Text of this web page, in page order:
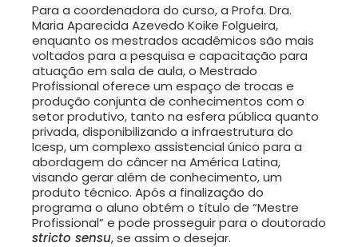
Para a coordenadora do curso, a Profa. Dra.
Maria Aparecida Azevedo Koike Folgueira,
enquanto os mestrados acadêmicos são mais
voltados para a pesquisa e capacitação para
atuação em sala de aula, o Mestrado
Profissional oferece um espaço de trocas e
produção conjunta de conhecimentos com o
setor produtivo, tanto na esfera pública quanto
privada, disponibilizando a infraestrutura do
Icesp, um complexo assistencial único para a
abordagem do câncer na América Latina,
visando gerar além de conhecimento, um
produto técnico. Após a finalização do
programa o aluno obtém o título de “Mestre
Profissional” e pode prosseguir para o doutorado
stricto sensu, se assim o desejar.